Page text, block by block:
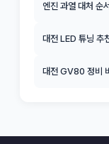
엔진 과열 대처 순
대전 LED 튜닝 추
대전 GV80 정비